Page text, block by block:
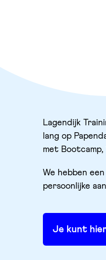
Lagendijk
lang op
met Bootcamp,
We hebben
persoonlijke
Je kunt